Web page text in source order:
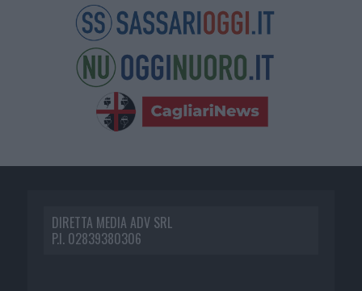
DIRETTA MEDIA ADV SRL
P.I. 02839380306